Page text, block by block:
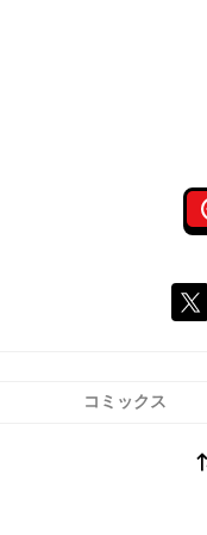
コミックス